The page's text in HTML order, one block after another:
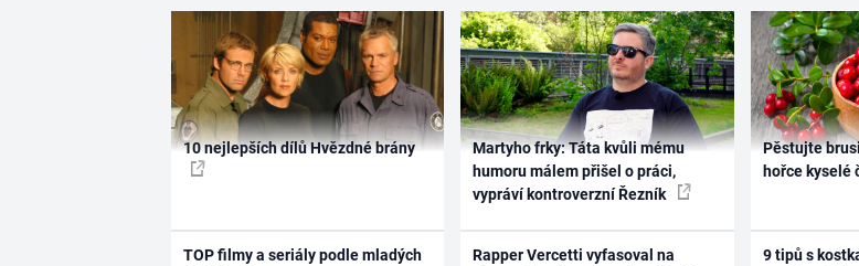
10 nejlepších dílů Hvězdné brány
TOP filmy a seriály podle mladých
Martyho frky: Táta kvůli mému
humoru málem přišel o práci,
vypráví kontroverzní Řezník
Rapper Vercetti vyfasoval na
Pěstujte
hořce kyselé
9 tipů s